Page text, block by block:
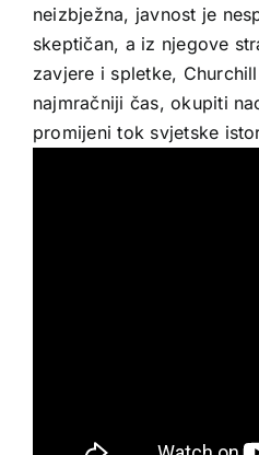
neizbježna, javnost je
skeptičan, a iz njegove
zavjere i spletke,
najmračniji čas, okupiti
promijeni tok svjetske